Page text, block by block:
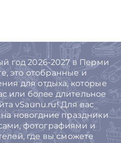
год 2026-2027 в Перми
это отобранные и
для отдыха, которые
или более длительное
vSaunu.ru! Для вас
новогдние праздники
фотографиями и
где вы сможете